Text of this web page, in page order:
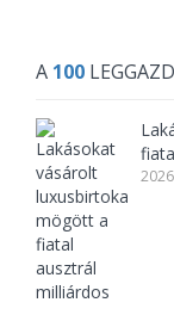
A 100